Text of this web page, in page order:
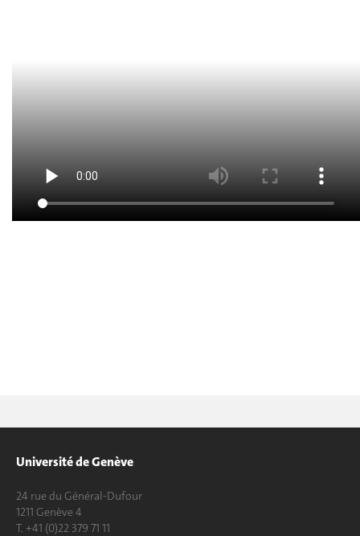
Université de Genève
24 rue du Général-Dufour
1211 Genève 4
T. +41 (0)22 379 71 11